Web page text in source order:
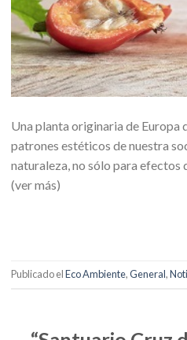
Una planta originaria de Europa
patrones estéticos de nuestra
naturaleza, no sólo para efectos
(ver más)
Publicado elEco Ambiente,General,